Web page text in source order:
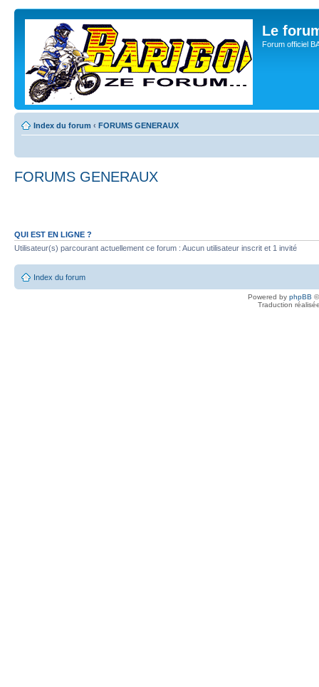
Le
Forum officiel
Index du forum ‹ FORUMS GENERAUX
FORUMS GENERAUX
QUI EST EN LIGNE ?
Utilisateur(s) parcourant actuellement ce forum : Aucun utilisateur inscrit et 1 invité
Index du forum
Powered by phpBB
Traduction